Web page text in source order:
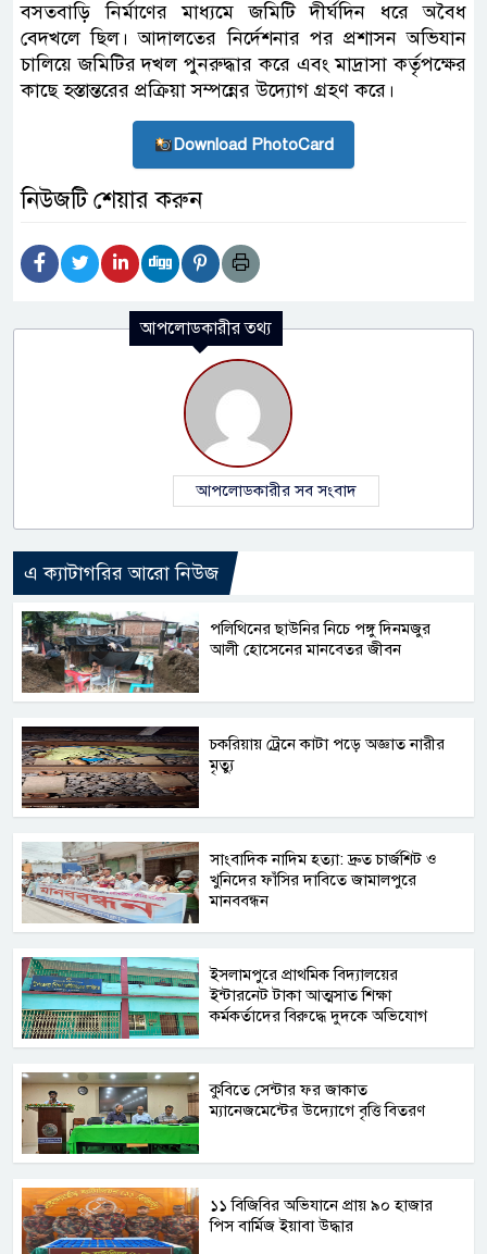
বসতবাড়ি নির্মাণের মাধ্যমে জমিটি দীর্ঘদিন ধরে অবৈধ
বেদখলে ছিল। আদালতের নির্দেশনার পর প্রশাসন অভিযান
চালিয়ে জমিটির দখল পুনরুদ্ধার করে এবং মাদ্রাসা কর্তৃপক্ষের
কাছে হস্তান্তরের প্রক্রিয়া সম্পন্নের উদ্যোগ গ্রহণ করে।
Download PhotoCard
নিউজটি শেয়ার করুন
আপলোডকারীর তথ্য
আপলোডকারীর সব সংবাদ
এ ক্যাটাগরির আরো নিউজ
পলিথিনের ছাউনির নিচে পঙ্গু দিনমজুর
আলী হোসেনের মানবেতর জীবন
চকরিয়ায় ট্রেনে কাটা পড়ে অজ্ঞাত নারীর
মৃত্যু
সাংবাদিক নাদিম হত্যা: দ্রুত চার্জশিট ও
খুনিদের ফাঁসির দাবিতে জামালপুরে
মানববন্ধন
​ইসলামপুরে প্রাথমিক বিদ্যালয়ের
ইন্টারনেট টাকা আত্মসাত শিক্ষা
কর্মকর্তাদের বিরুদ্ধে দুদকে অভিযোগ
কুবিতে সেন্টার ফর জাকাত
ম্যানেজমেন্টের উদ্যোগে বৃত্তি বিতরণ
১১ বিজিবির অভিযানে প্রায় ৯০ হাজার
পিস বার্মিজ ইয়াবা উদ্ধার